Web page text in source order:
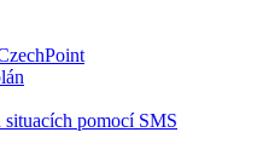
pomocí SMS